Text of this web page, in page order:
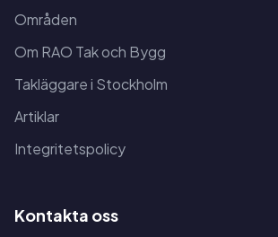
Områden
Om RAO Tak och Bygg
Takläggare i Stockholm
Artiklar
Integritetspolicy
Kontakta oss